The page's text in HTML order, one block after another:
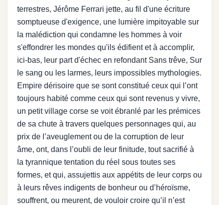
terrestres, Jérôme Ferrari jette, au fil d'une écriture
somptueuse d'exigence, une lumière impitoyable sur
la malédiction qui condamne les hommes à voir
s'effondrer les mondes qu'ils édifient et à accomplir,
ici-bas, leur part d'échec en refondant Sans trêve, Sur
le sang ou les larmes, leurs impossibles mythologies.
Empire dérisoire que se sont constitué ceux qui l’ont
toujours habité comme ceux qui sont revenus y vivre,
un petit village corse se voit ébranlé par les prémices
de sa chute à travers quelques personnages qui, au
prix de l’aveuglement ou de la corruption de leur
âme, ont, dans l’oubli de leur finitude, tout sacrifié à
la tyrannique tentation du réel sous toutes ses
formes, et qui, assujettis aux appétits de leur corps ou
à leurs rêves indigents de bonheur ou d’héroïsme,
souffrent, ou meurent, de vouloir croire qu’il n’est